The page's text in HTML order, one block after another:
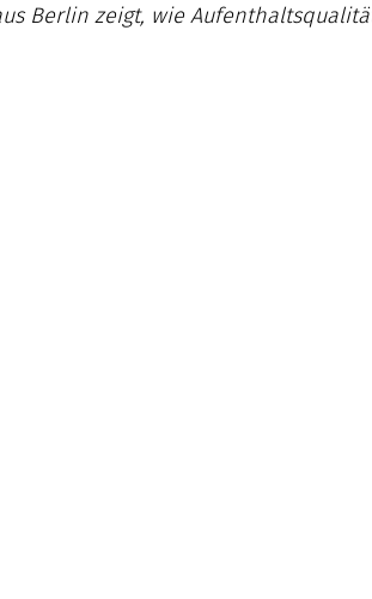
Berlin zeigt, wie